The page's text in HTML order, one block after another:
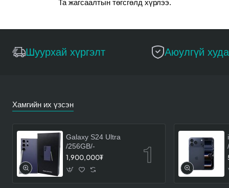
Та жагсаалтын төгсгөлд хүрлээ.
Шуурхай хүргэлт Аюулгүй
Хамгийн их үзсэн
Galaxy S24 Ultra
/256GB/-
1,900,000₮